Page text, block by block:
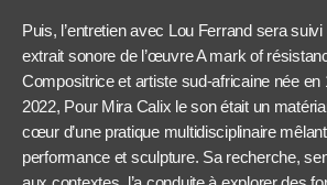
Puis, l’entretien avec Lou Ferrand sera suivi
extrait sonore de l’œuvre A mark of
Compositrice et artiste sud-africaine née en
2022, Pour Mira Calix le son était un
cœur d’une pratique multidisciplinaire
performance et sculpture. Sa recherche,